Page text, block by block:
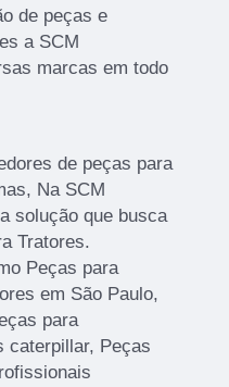
de peças e
a SCM
marcas em todo
de peças para
Na SCM
solução que busca
Tratores.
Peças para
em São Paulo,
para
caterpillar, Peças